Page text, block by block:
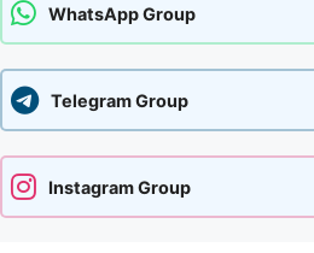
WhatsApp Group
Telegram Group
Instagram Group